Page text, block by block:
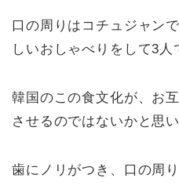
口の周りはコチュジャン
しいおしゃべりをして3人
韓国のこの食文化が、お
させるのではないかと思い
歯にノリがつき、口の周